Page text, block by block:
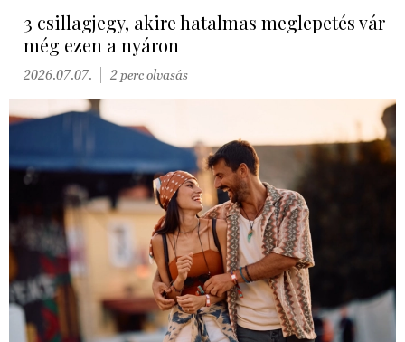
3 csillagjegy, akire hatalmas meglepetés vár
még ezen a nyáron
2026.07.07. 2 perc olvasás